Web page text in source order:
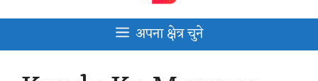
अपना क्षेत्र चुने